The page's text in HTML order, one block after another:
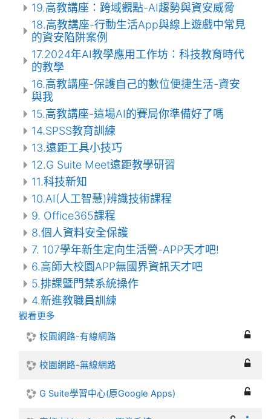
19.高教講座：跨域觀點-AI趨勢與資安威脅
18.高教講座-行動生活App與線上遊戲中常見
的資安陷阱案例
17.2024年AI教學應用工作坊：科技教育時代
的教學
16.高教講座-保護自己的數位便捷生活-資安
與我
15.高教講座-這場AI的賽局你準備好了嗎
14.SPSS教育訓練
13.遠距工具小技巧
12.G Suite Meet遠距教學研習
11.科技新知
10.AI(人工智慧)辨識技術課程
9. Office365課程
8.個人資料安全保護
7. 107學年新生定向生活營-APP天才吧!
6.高師大校園APP無國界資訊天才吧
5.排課暨門禁系統操作
4.新進教職員訓練
觀看更多
校園網路-有線網路
校園網路-無線網路
G Suite學習中心(原Google Apps)